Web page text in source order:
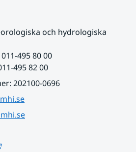
och hydrologiska
495 80 00
495 82 00
202100-0696